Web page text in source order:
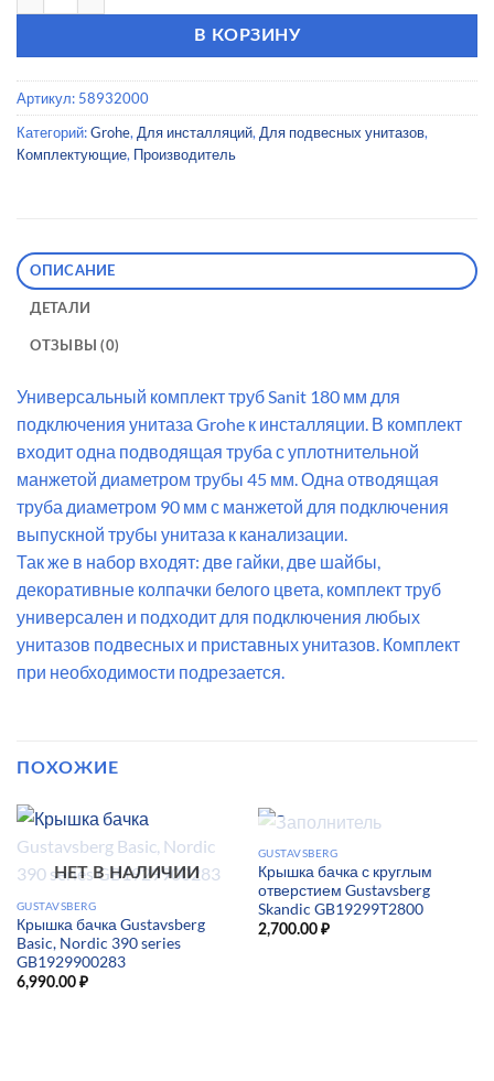
В КОРЗИНУ
Артикул: 58932000
Категорий:Grohe, Для инсталляций, Для подвесных унитазов,
Комплектующие, Производитель
ОПИСАНИЕ
ДЕТАЛИ
ОТЗЫВЫ (0)
Универсальный комплект труб Sanit 180 мм для
подключения унитаза Grohe к инсталляции. В комплект
входит одна подводящая труба с уплотнительной
манжетой диаметром трубы 45 мм. Одна отводящая
труба диаметром 90 мм с манжетой для подключения
выпускной трубы унитаза к канализации.
Так же в набор входят: две гайки, две шайбы,
декоративные колпачки белого цвета, комплект труб
универсален и подходит для подключения любых
унитазов подвесных и приставных унитазов. Комплект
при необходимости подрезается.
ПОХОЖИЕ
НЕТ В НАЛИЧИИ
GUSTAVSBERG
Крышка бачка Gustavsberg
Basic, Nordic 390 series
GB1929900283
6,990.00 ₽
НЕТ В НАЛИЧИИ
GUSTAVSBERG
Крышка бачка с круглым
отверстием Gustavsberg
Skandic GB19299T2800
2,700.00 ₽